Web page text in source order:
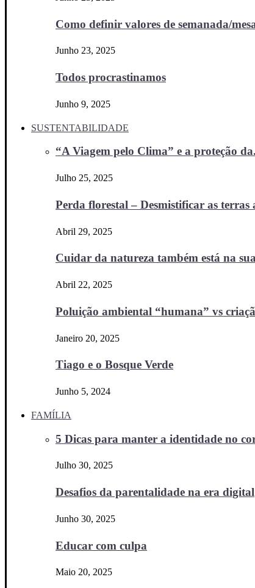
Como definir valores de semanada/
Junho 23, 2025
Todos procrastinamos
Junho 9, 2025
SUSTENTABILIDADE
“A Viagem pelo Clima” e a proteção
Julho 25, 2025
Perda florestal – Desmistificar as terras
Abril 29, 2025
Cuidar da natureza também está na
Abril 22, 2025
Poluição ambiental “humana” vs
Janeiro 20, 2025
Tiago e o Bosque Verde
Junho 5, 2024
FAMÍLIA
5 Dicas para manter a identidade no
Julho 30, 2025
Desafios da parentalidade na era digital
Junho 30, 2025
Educar com culpa
Maio 20, 2025